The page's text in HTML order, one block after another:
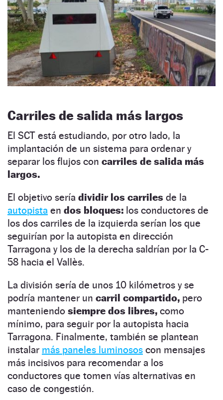
Carriles de salida más largos
El SCT está estudiando, por otro lado, la
implantación de un sistema para ordenar y
separar los flujos con carriles de salida más
largos.
El objetivo sería dividir los carriles de la
autopista en dos bloques: los conductores de
los dos carriles de la izquierda serían los que
seguirían por la autopista en dirección
Tarragona y los de la derecha saldrían por la C-
58 hacia el Vallès.
La división sería de unos 10 kilómetros y se
podría mantener un carril compartido, pero
manteniendo siempre dos libres, como
mínimo, para seguir por la autopista hacia
Tarragona. Finalmente, también se plantean
instalar más paneles luminosos con mensajes
más incisivos para recomendar a los
conductores que tomen vías alternativas en
caso de congestión.